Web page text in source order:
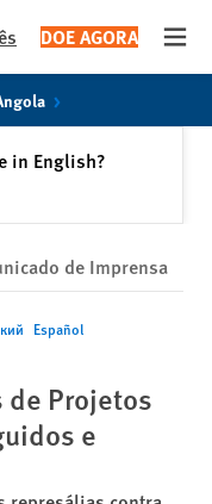
DOE AGORA
in English?
de Imprensa
Español
Projetos
e